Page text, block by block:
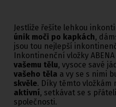
Jestliže řešíte lehkou
únik moči po kapkách,
jsou tou nejlepší
Inkontinenční vložky
vašemu tělu, vysoce savé
vašeho těla a vy se s nimi
skvěle. Díky těmto vložkám
aktivní, setkávat se s
společnosti.